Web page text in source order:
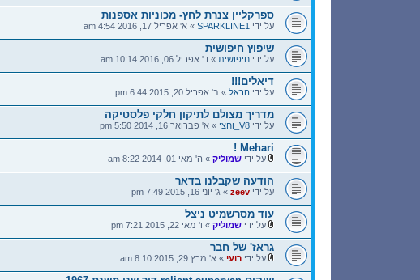
ספרקליין צנרת לחץ- מכוניות אספנות
על ידי SPARKLINE1 » א' אפריל 17, 2016 4:54 am
שיפוץ חיפושית
על ידיחיפושית » ד' אפריל 06, 2016 10:14 am
דיאלים!!!
על ידי הראל » ב' אפריל 20, 2015 6:44 pm
מדריך מצולם לתיקון חלקי פלסטיקה
על ידיV8_וחצי » א' פברואר 16, 2014 5:50 pm
Mehari !
על ידישמוליק » ה' מאי 01, 2014 8:22 am
הודעה שקבלנו בדאר
על ידיzeev » ג' יוני 16, 2015 7:49 pm
עוד מסרשמיט ניצל
על ידישמוליק » ו' מאי 22, 2015 7:21 pm
גראז' של חבר
על ידירועי » א' מרץ 29, 2015 8:10 am